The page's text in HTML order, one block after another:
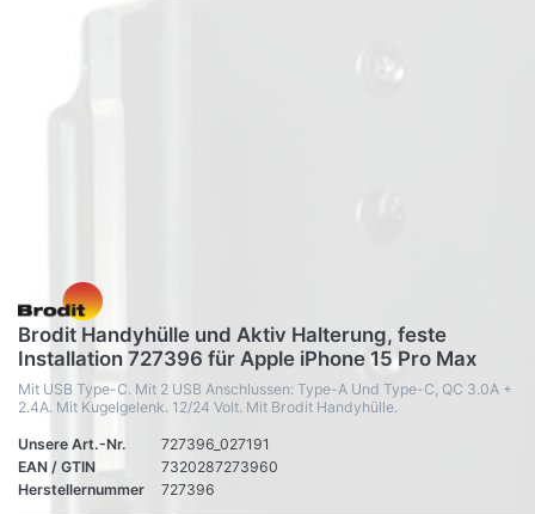
Brodit Handyhülle und Aktiv Halterung, feste
Installation 727396 für Apple iPhone 15 Pro Max
Mit USB Type-C. Mit 2 USB Anschlussen: Type-A Und Type-C, QC 3.0A +
2.4A. Mit Kugelgelenk. 12/24 Volt. Mit Brodit Handyhülle.
Unsere Art.-Nr.
727396_027191
EAN / GTIN
7320287273960
Herstellernummer
727396